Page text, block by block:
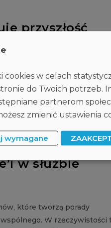
przyszłość
paradoks: regulowanie
lub utraty naszych wartości.
w służbie
które tworzą porady
W rzeczywistości
w celach
do Twoich potrzeb.
partnerom
zmienić ustawienia
wymagane